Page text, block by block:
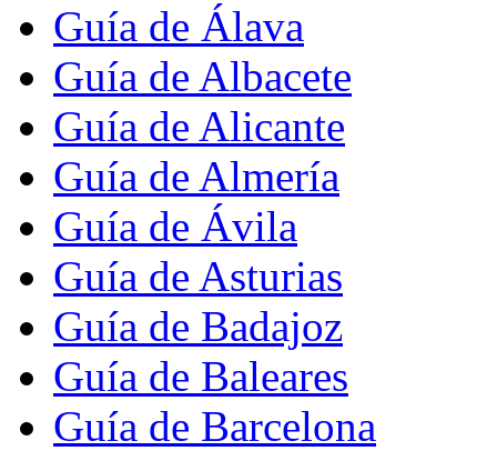
Guía de Álava
Guía de Albacete
Guía de Alicante
Guía de Almería
Guía de Ávila
Guía de Asturias
Guía de Badajoz
Guía de Baleares
Guía de Barcelona